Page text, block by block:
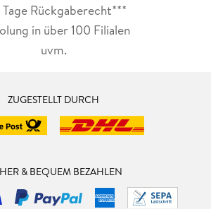
Tage Rückgaberecht***
in über 100 Filialen
uvm.
ZUGESTELLT DURCH
& BEQUEM BEZAHLEN